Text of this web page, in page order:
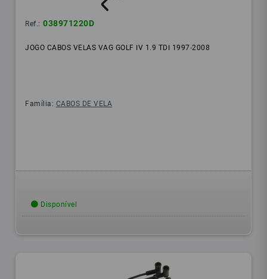
Ref.: 038971220D
JOGO CABOS VELAS VAG GOLF IV 1.9 TDI 1997-2008
Família: CABOS DE VELA
Disponível